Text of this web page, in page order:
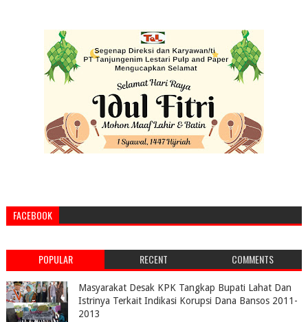
FACEBOOK
POPULAR RECENT COMMENTS
Masyarakat Desak KPK Tangkap Bupati Lahat Dan
Istrinya Terkait Indikasi Korupsi Dana Bansos 2011-
2013